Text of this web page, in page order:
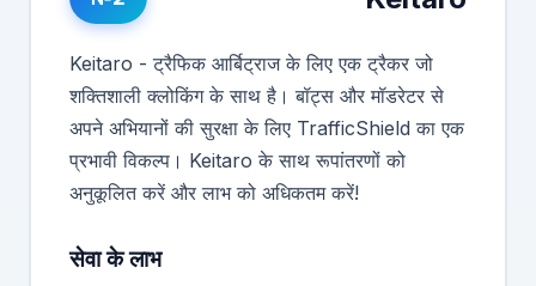
Keitaro - ट्रैफिक आर्बिट्राज के लिए एक ट्रैकर जो
शक्तिशाली क्लोकिंग के साथ है। बॉट्स और मॉडरेटर से
अपने अभियानों की सुरक्षा के लिए TrafficShield का एक
प्रभावी विकल्प। Keitaro के साथ रूपांतरणों को
अनुकूलित करें और लाभ को अधिकतम करें!
सेवा के लाभ